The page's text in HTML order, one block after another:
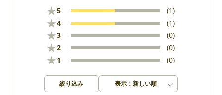
★5 (1)
★4 (1)
★3 (0)
★2 (0)
★ 1 (0)
絞り込み 表示：新しい順